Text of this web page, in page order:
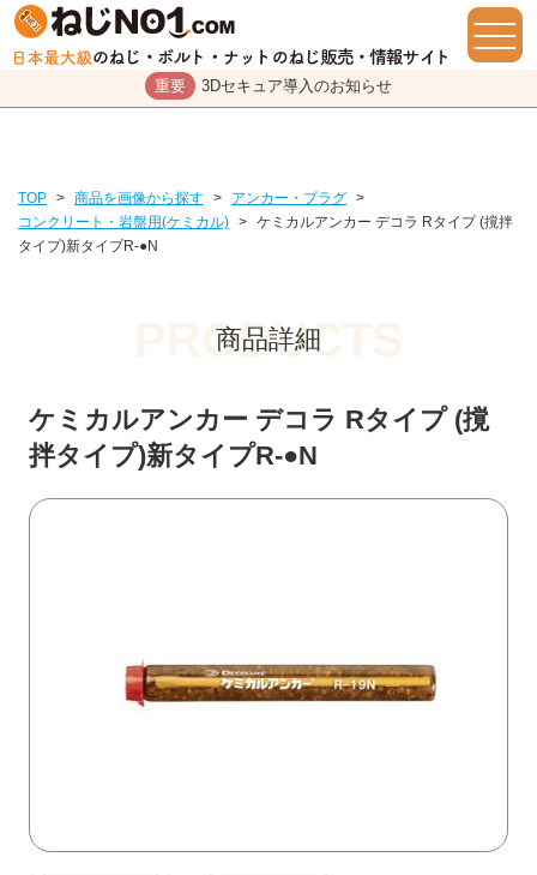
重要 3Dセキュア導入のお知らせ
TOP > 商品を画像から探す > アンカー・プラグ >
コンクリート・岩盤用(ケミカル) > ケミカルアンカー デコラ Rタイプ (撹拌
タイプ)新タイプR-●N
商品詳細
ケミカルアンカー デコラ Rタイプ (撹
拌タイプ)新タイプR-●N